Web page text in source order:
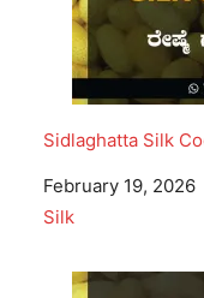
Sidlaghatta Silk
Date
February 19, 2026
In relation to
Silk